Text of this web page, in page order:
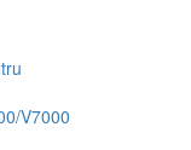
V7000